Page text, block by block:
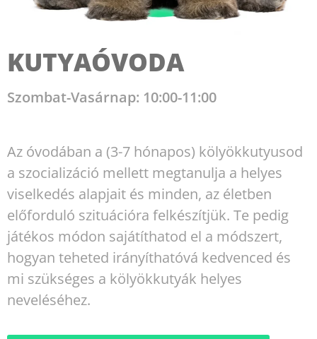
KUTYAÓVODA
Szombat-Vasárnap: 10:00-11:00
Az óvodában a (3-7 hónapos) kölyökkutyusod
a szocializáció mellett megtanulja a helyes
viselkedés alapjait és minden, az életben
előforduló szituációra felkészítjük. Te pedig
játékos módon sajátíthatod el a módszert,
hogyan teheted irányíthatóvá kedvenced és
mi szükséges a kölyökkutyák helyes
neveléséhez.